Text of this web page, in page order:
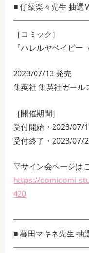
■ 仔縞楽々先生 抽選
［コミック］
『ハレルヤベイビー
2023/07/13 発売
集英社 集英社ガール
［開催期間］
受付開始・2023/07/
受付終了・2023/07/
▽サイン会ページは
https://comicomi-
420
■ 暮田マキネ先生 抽